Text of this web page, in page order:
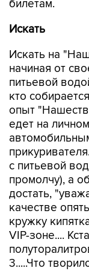
билетам.
Искать
Искать на
начиная от
питьевой
кто
опыт
едет на
с питьевой
промолчу), а
достать,
качестве
кружку
VIP-зоне....
3.....Что